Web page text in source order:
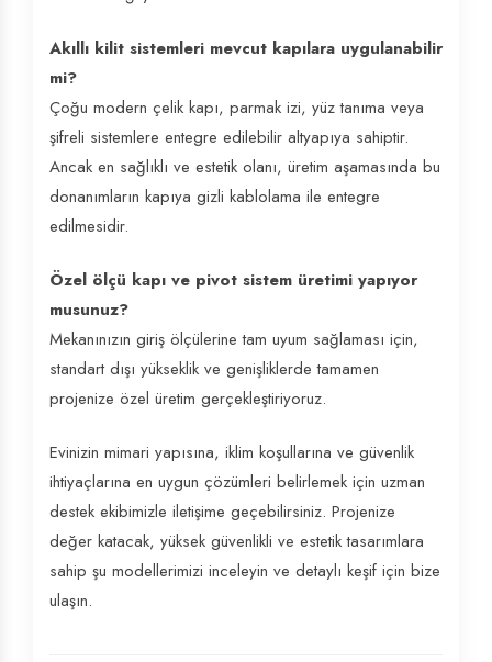
Akıllı kilit sistemleri mevcut kapılara uygulanabilir
mi?
Çoğu modern çelik kapı, parmak izi, yüz tanıma veya
şifreli sistemlere entegre edilebilir altyapıya sahiptir.
Ancak en sağlıklı ve estetik olanı, üretim aşamasında bu
donanımların kapıya gizli kablolama ile entegre
edilmesidir.
Özel ölçü kapı ve pivot sistem üretimi yapıyor
musunuz?
Mekanınızın giriş ölçülerine tam uyum sağlaması için,
standart dışı yükseklik ve genişliklerde tamamen
projenize özel üretim gerçekleştiriyoruz.
Evinizin mimari yapısına, iklim koşullarına ve güvenlik
ihtiyaçlarına en uygun çözümleri belirlemek için uzman
destek ekibimizle iletişime geçebilirsiniz. Projenize
değer katacak, yüksek güvenlikli ve estetik tasarımlara
sahip şu modellerimizi inceleyin ve detaylı keşif için bize
ulaşın.